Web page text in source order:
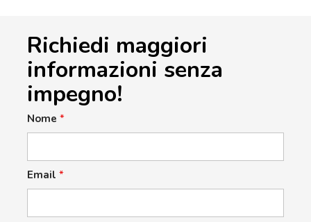
Richiedi maggiori
informazioni senza
impegno!
Nome *
Email *